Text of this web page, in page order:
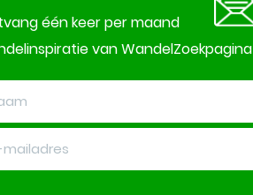
één keer per maand
van WandelZoekpagina